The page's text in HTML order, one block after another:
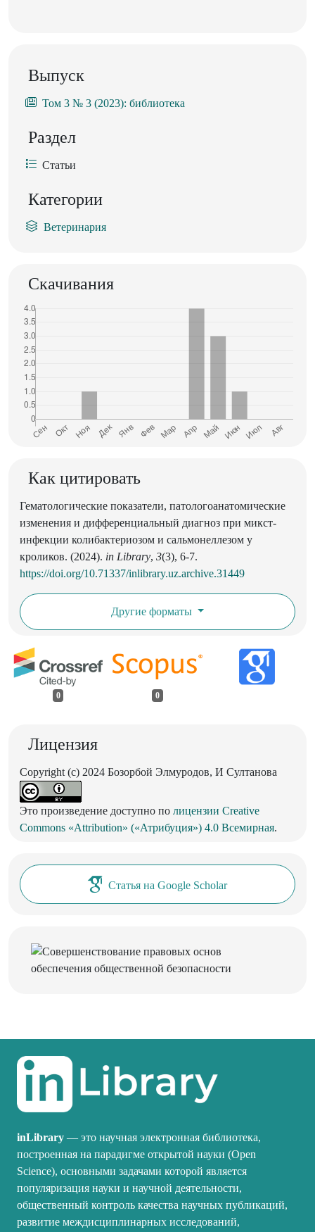
Выпуск
Том 3 № 3 (2023): библиотека
Раздел
Статьи
Категории
Ветеринария
Скачивания
Как цитировать
Гематологические показатели, патологоанатомические
изменения и дифференциальный диагноз при микст-
инфекции колибактериозом и сальмонеллезом у
кроликов. (2024). in Library, 3(3), 6-7.
https://doi.org/10.71337/inlibrary.uz.archive.31449
Другие форматы
0 0
Лицензия
Copyright (c) 2024 Бозорбой Элмуродов, И Султанова
Это произведение доступно по лицензии Creative
Commons «Attribution» («Атрибуция») 4.0 Всемирная.
Статья на Google Scholar
inLibrary — это научная электронная библиотека,
построенная на парадигме открытой науки (Open
Science), основными задачами которой является
популяризация науки и научной деятельности,
общественный контроль качества научных публикаций,
развитие междисциплинарных исследований,